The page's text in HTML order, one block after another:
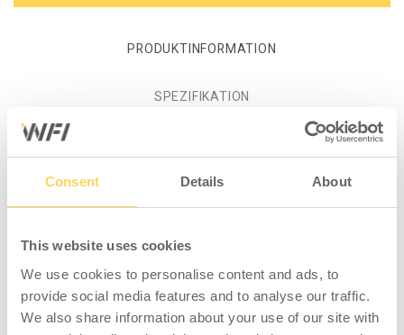
Consent Details About
This website uses cookies
We use cookies to personalise content and ads, to
provide social media features and to analyse our traffic.
We also share information about your use of our site with
PRODUKTINFORMATION
SPEZIFIKATION
Produktinformation -
Werkzeugwagen HD 150, 1 Grau
Belastung 150 kg verteiltes Gewicht.
Perforierter Oberschrank mit Flügeltüren, L-
Handgriff und Spagnolette-Schloss. Unterteil
mit robustem Röhrenrahmen mit Boden- und